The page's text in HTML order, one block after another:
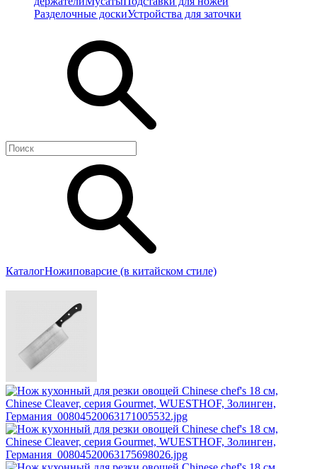
Разделочные доскиУстройства для заточки
КаталогНожиповарсие (в китайском стиле)